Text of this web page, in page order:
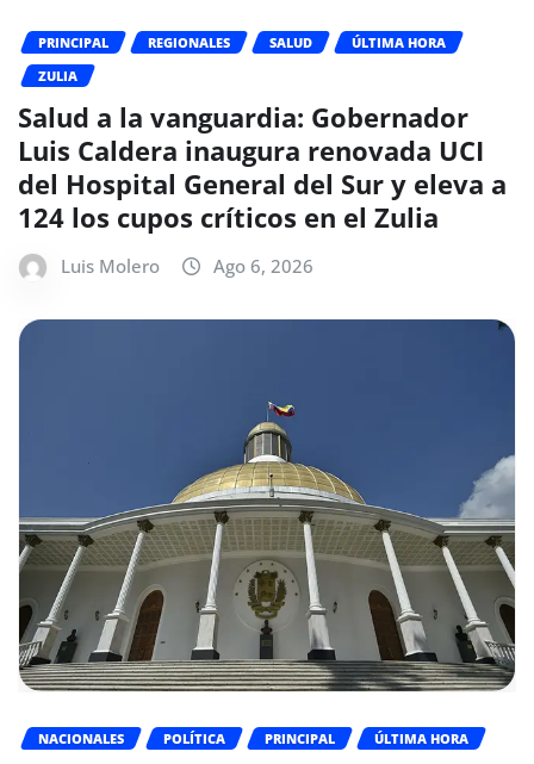
PRINCIPAL REGIONALES SALUD
ÚLTIMA HORA
ZULIA
Salud a la vanguardia: Gobernador
Luis Caldera inaugura renovada UCI
del Hospital General del Sur y eleva a
124 los cupos críticos en el Zulia
Luis Molero Ago 6, 2026
NACIONALES POLÍTICA PRINCIPAL ÚLTIMA HORA